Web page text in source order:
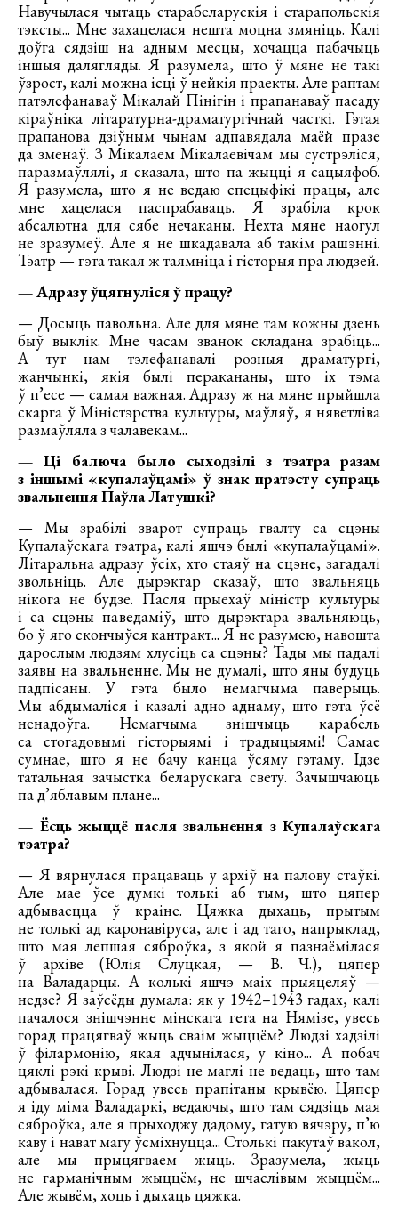
Навучылася чытаць старабеларускія і старапольскія
тэксты... Мне захацелася нешта моцна змяніць. Калі
доўга сядзіш на адным месцы, хочацца пабачыць
іншыя далягляды. Я разумела, што ў мяне не такі
ўзрост, калі можна ісці ў нейкія праекты. Але раптам
патэлефанаваў Мікалай Пінігін і прапанаваў пасаду
кіраўніка літаратурна-драматургічнай часткі. Гэтая
прапанова дзіўным чынам адпавядала маёй празе
да зменаў. З Мікалаем Мікалаевічам мы сустрэліся,
паразмаўлялі, я сказала, што па жыцці я сацыяфоб.
Я разумела, што я не ведаю спецыфікі працы, але
мне хацелася паспрабаваць. Я зрабіла крок
абсалютна для сябе нечаканы. Нехта мяне наогул
не зразумеў. Але я не шкадавала аб такім рашэнні.
Тэатр — гэта такая ж таямніца і гісторыя пра людзей.
— Адразу ўцягнуліся ў працу?
— Досыць павольна. Але для мяне там кожны дзень
быў выклік. Мне часам званок складана зрабіць...
А тут нам тэлефанавалі розныя драматургі,
жанчынкі, якія былі перакананы, што іх тэма
ў п’есе — самая важная. Адразу ж на мяне прыйшла
скарга ў Міністэрства культуры, маўляў, я няветліва
размаўляла з чалавекам...
— Ці балюча было сыходзілі з тэатра разам
з іншымі «купалаўцамі» ў знак пратэсту супраць
звальнення Паўла Латушкі?
— Мы зрабілі зварот супраць гвалту са сцэны
Купалаўскага тэатра, калі яшчэ былі «купалаўцамі».
Літаральна адразу ўсіх, хто стаяў на сцэне, загадалі
звольніць. Але дырэктар сказаў, што звальняць
нікога не будзе. Пасля прыехаў міністр культуры
і са сцэны паведаміў, што дырэктара звальняюць,
бо ў яго скончыўся кантракт... Я не разумею, навошта
дарослым людзям хлусіць са сцэны? Тады мы падалі
заявы на звальненне. Мы не думалі, што яны будуць
падпісаны. У гэта было немагчыма паверыць.
Мы абдымаліся і казалі адно аднаму, што гэта ўсё
ненадоўга. Немагчыма знішчыць карабель
са стогадовымі гісторыямі і традыцыямі! Самае
сумнае, што я не бачу канца ўсяму гэтаму. Ідзе
татальная зачыстка беларускага свету. Зачышчаюць
па д’яблавым плане...
— Ёсць жыццё пасля звальнення з Купалаўскага
тэатра?
— Я вярнулася працаваць у архіў на палову стаўкі.
Але мае ўсе думкі толькі аб тым, што цяпер
адбываецца ў краіне. Цяжка дыхаць, прытым
не толькі ад каронавіруса, але і ад таго, напрыклад,
што мая лепшая сяброўка, з якой я пазнаёмілася
ў архіве (Юлія Слуцкая, — В. Ч.), цяпер
на Валадарцы. А колькі яшчэ маіх прыяцеляў —
недзе? Я заўсёды думала: як у 1942–1943 гадах, калі
пачалося знішчэнне мінскага гета на Нямізе, увесь
горад працягваў жыць сваім жыццём? Людзі хадзілі
ў філармонію, якая адчынілася, у кіно... А побач
цяклі рэкі крыві. Людзі не маглі не ведаць, што там
адбывалася. Горад увесь прапітаны крывёю. Цяпер
я іду міма Валадаркі, ведаючы, што там сядзіць мая
сяброўка, але я прыходжу дадому, гатую вячэру, п’ю
каву і нават магу ўсміхнуцца... Столькі пакутаў вакол,
але мы прыцягваем жыць. Зразумела, жыць
не гарманічным жыццём, не шчаслівым жыццём...
Але жывём, хоць і дыхаць цяжка.